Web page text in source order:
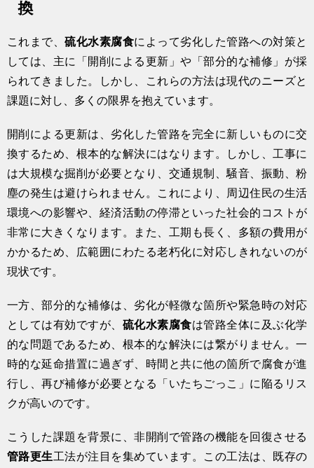
換
これまで、硫化水素腐食によって劣化した管路への対策と
しては、主に「開削による更新」や「部分的な補修」が採
られてきました。しかし、これらの方法は現代のニーズと
課題に対し、多くの限界を抱えています。
開削による更新は、劣化した管路を完全に新しいものに交
換するため、根本的な解決にはなります。しかし、工事に
は大規模な掘削が必要となり、交通規制、騒音、振動、粉
塵の発生は避けられません。これにより、周辺住民の生活
環境への影響や、経済活動の停滞といった社会的コストが
非常に大きくなります。また、工期も長く、多額の費用が
かかるため、広範囲にわたる老朽化に対応しきれないのが
現状です。
一方、部分的な補修は、劣化が軽微な箇所や緊急時の対応
としては有効ですが、 硫化水素腐食は管路全体に及ぶ化学
的な問題であるため、根本的な解決には繋がりません。一
時的な延命措置に過ぎず、時間と共に他の箇所で腐食が進
行し、再び補修が必要となる「いたちごっこ」に陥るリス
クが高いのです。
こうした課題を背景に、非開削で管路の機能を回復させる
管路更生工法が注目を集めています。この工法は、既存の